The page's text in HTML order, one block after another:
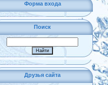
Форма входа
Поиск
Друзья сайта